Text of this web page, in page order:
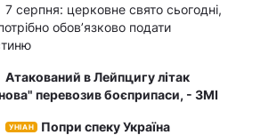
7 серпня: церковне свято сьогодні,
обов’язково подати
Атакований в Лейпцигу літак
перевозив боєприпаси, - ЗМІ
УНІАН
Попри спеку Україна